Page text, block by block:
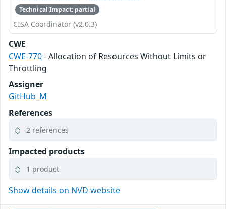
Technical Impact: partial
CISA Coordinator (v2.0.3)
CWE
CWE-770- Allocation of Resources Without Limits or
Throttling
Assigner
GitHub_M
References
2 references
Impacted products
1 product
Show details on NVD website